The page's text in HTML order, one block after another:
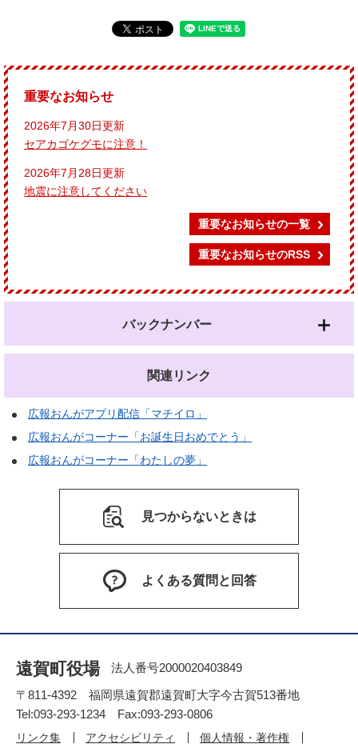
重要なお知らせ
2026年7月30日更新
セアカゴケグモに注意！
2026年7月28日更新
地震に注意してください
重要なお知らせの一覧
重要なお知らせのRSS
バックナンバー
関連リンク
広報おんがアプリ配信「マチイロ」
広報おんがコーナー「お誕生日おめでとう」
広報おんがコーナー「わたしの夢」
見つからないときは
よくある質問と回答
遠賀町役場
法人番号2000020403849
〒811-4392 福岡県遠賀郡遠賀町大字今古賀513番地
Tel:093-293-1234 Fax:093-293-0806
リンク集 アクセシビリティ 個人情報・著作権